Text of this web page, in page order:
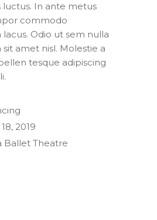
In ante metus
commodo
Odio ut sem nulla
amet nisl. Molestie a
tesque adipiscing
2019
Ballet Theatre